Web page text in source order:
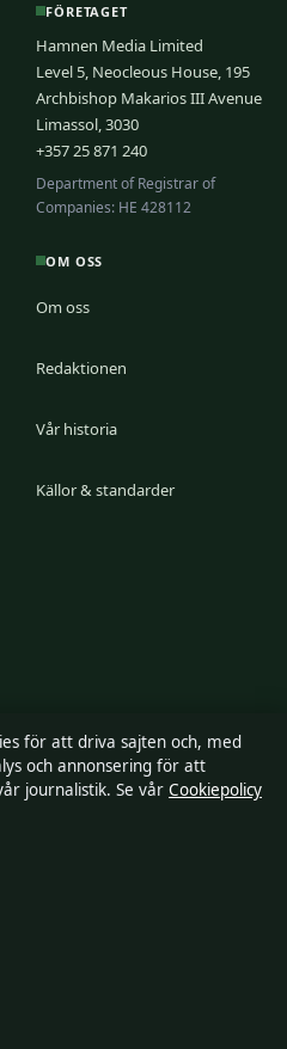
FÖRETAGET
Hamnen Media Limited
Level 5, Neocleous House, 195
Archbishop Makarios III Avenue
Limassol, 3030
+357 25 871 240
Department of Registrar of
Companies: HE 428112
OM OSS
Om oss
Redaktionen
Vår historia
Källor & standarder
för att driva sajten och, med
och annonsering för att
journalistik. Se vår Cookiepolicy